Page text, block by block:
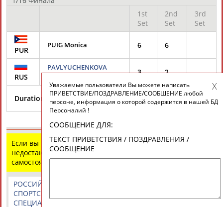
1st
Set
2nd
Set
3rd
Set
PUR
PUIG Monica 6 6
RUS
PAVLYUCHENKOVA
Anastasia
3 2
Duration: 1h2min
31
min
31
min
Если вы нашли ошибку в данных или имеете
недостающую информацию, внесите изменения
самостоятельно
РОССИЙСКИЕ
СПОРТСМЕНЫ,
СПЕЦИАЛИСТЫ
Уважаемые пользователи Вы можете написать
ПРИВЕТСТВИЕ/ПОЗДРАВЛЕНИЕ/СООБЩЕНИЕ любой
персоне, информация о которой содержится в нашей БД
Персоналий !
СООБЩЕНИЕ ДЛЯ:
ТЕКСТ ПРИВЕТСТВИЯ / ПОЗДРАВЛЕНИЯ /
СООБЩЕНИЕ